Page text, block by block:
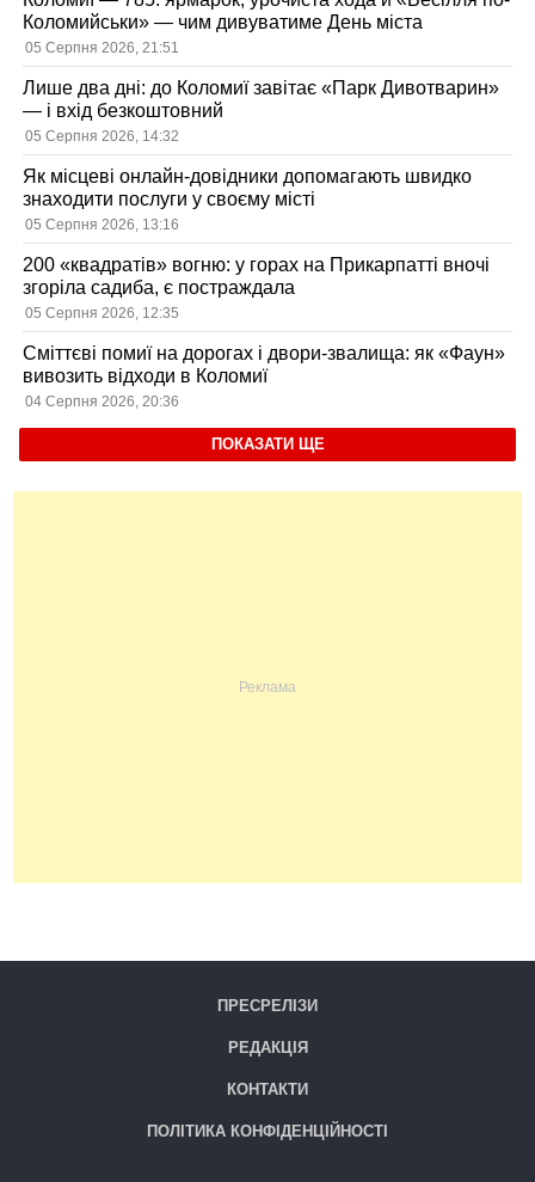
Коломийськи» — чим дивуватиме День міста
05 Серпня 2026, 21:51
Лише два дні: до Коломиї завітає «Парк Дивотварин»
— і вхід безкоштовний
05 Серпня 2026, 14:32
Як місцеві онлайн-довідники допомагають швидко
знаходити послуги у своєму місті
05 Серпня 2026, 13:16
200 «квадратів» вогню: у горах на Прикарпатті вночі
згоріла садиба, є постраждала
05 Серпня 2026, 12:35
Сміттєві помиї на дорогах і двори-звалища: як «Фаун»
вивозить відходи в Коломиї
04 Серпня 2026, 20:36
ПОКАЗАТИ ЩЕ
ПРЕСРЕЛІЗИ
РЕДАКЦІЯ
КОНТАКТИ
ПОЛІТИКА КОНФІДЕНЦІЙНОСТІ